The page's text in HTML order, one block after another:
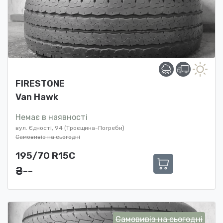
FIRESTONE
Van Hawk
Немає в наявності
вул. Єдності, 94 (Троєщина-Погреби)
Самовивіз на сьогодні
195/70 R15C
₴ ---
Самовивіз на сьогодні